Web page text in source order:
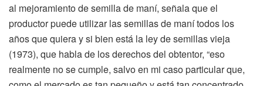
al mejoramiento de semilla de maní, señala que el
productor puede utilizar las semillas de maní todos los
años que quiera y si bien está la ley de semillas vieja
(1973), que habla de los derechos del obtentor, “eso
realmente no se cumple, salvo en mi caso particular que,